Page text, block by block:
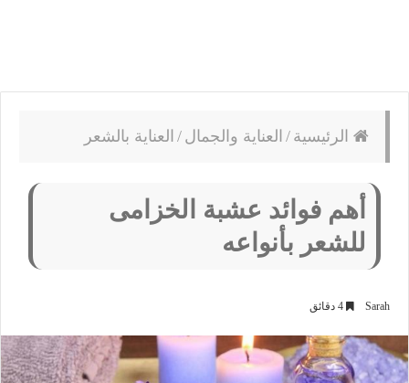
الرئيسية / العناية والجمال / العناية بالشعر
أهم فوائد عشبة الخزامى
للشعر بأنواعه
Sarah